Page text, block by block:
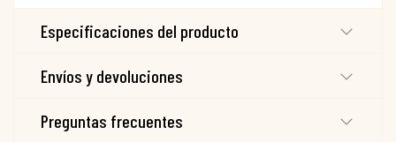
Especificaciones del producto
Envíos y devoluciones
Preguntas frecuentes